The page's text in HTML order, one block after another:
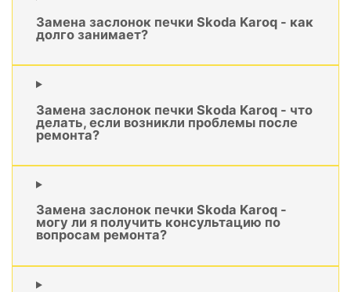
Замена заслонок печки Skoda Karoq - как
долго занимает?
Замена заслонок печки Skoda Karoq - что
делать, если возникли проблемы после
ремонта?
Замена заслонок печки Skoda Karoq -
могу ли я получить консультацию по
вопросам ремонта?